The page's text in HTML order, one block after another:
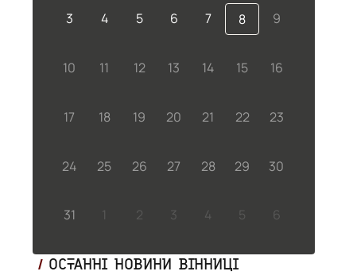
3 4 5 6 7 8 9
10 11 12 13 14 15 16
17 18 19 20 21 22 23
24 25 26 27 28 29 30
31 1 2 3 4 5 6
ОСТАННІ НОВИНИ ВІННИЦІ